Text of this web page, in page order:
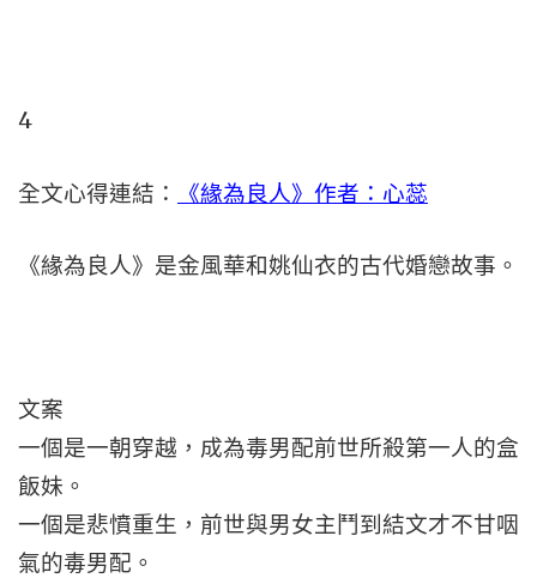
4
全文心得連結： 《緣為良人》作者：心蕊
《緣為良人》是金風華和姚仙衣的古代婚戀故事。
文案
一個是一朝穿越，成為毒男配前世所殺第一人的盒
飯妹。
一個是悲憤重生，前世與男女主鬥到結文才不甘咽
氣的毒男配。